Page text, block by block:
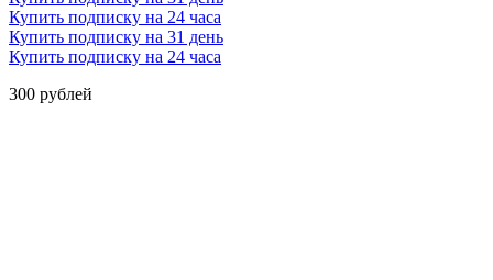
Купить подписку на 24 часа
Купить подписку на 31 день
Купить подписку на 24 часа
300 рублей